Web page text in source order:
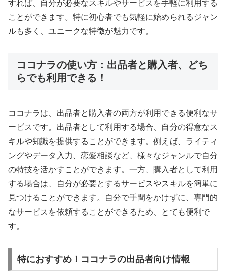
すれば、自分が必要なスキルやサービスを手軽に利用する
ことができます。特に初心者でも気軽に始められるジャン
ルも多く、ユニークな特徴が魅力です。
ココナラの使い方：出品者と購入者、どち
らでも利用できる！
ココナラは、出品者と購入者の両方が利用できる便利なサ
ービスです。出品者として利用する場合、自分の得意なス
キルや知識を提供することができます。例えば、ライティ
ングやデータ入力、恋愛相談など、様々なジャンルで自分
の特技を活かすことができます。一方、購入者として利用
する場合は、自分が必要とするサービスやスキルを簡単に
見つけることができます。自分で手間をかけずに、専門的
なサービスを依頼することができるため、とても便利で
す。
特におすすめ！ココナラの出品者向け情報